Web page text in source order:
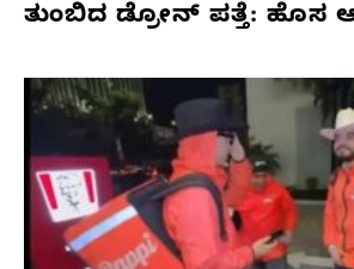
ತುಂಬಿದ ಡ್ರೋನ್ ಪತ್ತೆ: ಹೊಸ